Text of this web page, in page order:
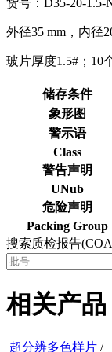
外径35 mm，内径
玻片厚度1.5#；10
储存条件
象形图
警示语
Class
警告声明
UNub
危险声明
Packing Group
搜索质检报告
相关产品
超分辨多色样片 /